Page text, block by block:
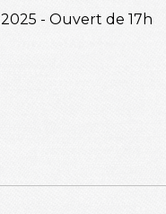
2025 - Ouvert de 17h